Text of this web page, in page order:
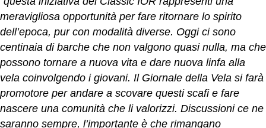
meravigliosa opportunità per fare ritornare lo spirito
dell’epoca, pur con modalità diverse. Oggi ci sono
centinaia di barche che non valgono quasi nulla, ma che
possono tornare a nuova vita e dare nuova linfa alla
vela coinvolgendo i giovani. Il Giornale della Vela si farà
promotore per andare a scovare questi scafi e fare
nascere una comunità che li valorizzi. Discussioni ce ne
saranno sempre, l’importante è che rimangano